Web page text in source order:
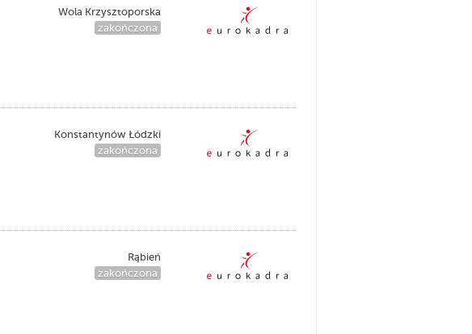
Wola Krzysztoporska
zakończona
Konstantynów Łódzki
zakończona
Rąbień
zakończona